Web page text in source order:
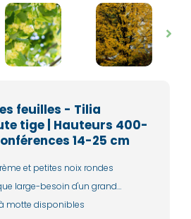
feuilles - Tilia
tige | Hauteurs 400-
14-25 cm
et petites noix rondes
large-besoin d'un grand
motte disponibles